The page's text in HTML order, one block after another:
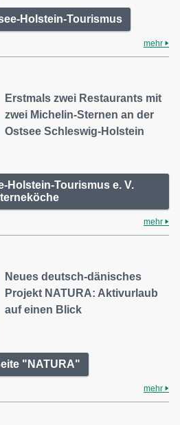
Holstein-Tourismus
mehr
Erstmals zwei Restaurants mit
zwei Michelin-Sternen an der
Ostsee Schleswig-Holstein
Holstein-Tourismus e. V.
mehr
Neues deutsch-dänisches
Projekt NATURA: Aktivurlaub
auf einen Blick
"NATURA"
mehr